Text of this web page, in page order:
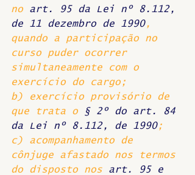
no art. 95 da Lei nº 8.112,
de 11 dezembro de 1990,
quando a participação no
curso puder ocorrer
simultaneamente com o
exercício do cargo;
b) exercício provisório de
que trata o § 2º do art. 84
da Lei nº 8.112, de 1990;
c) acompanhamento de
cônjuge afastado nos termos
do disposto nos art. 95 e